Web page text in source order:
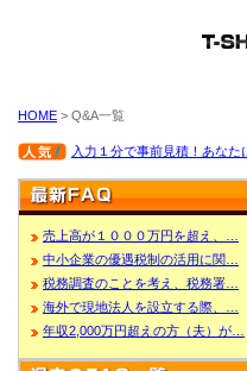
HOME > Q&A一覧
入力１分で事前見積！あな
売上高が１０００万円を超え、…
中小企業の優遇税制の活用に関…
税務調査のことを考え、税務署…
海外で現地法人を設立する際、…
年収2,000万円超えの方（夫）が…